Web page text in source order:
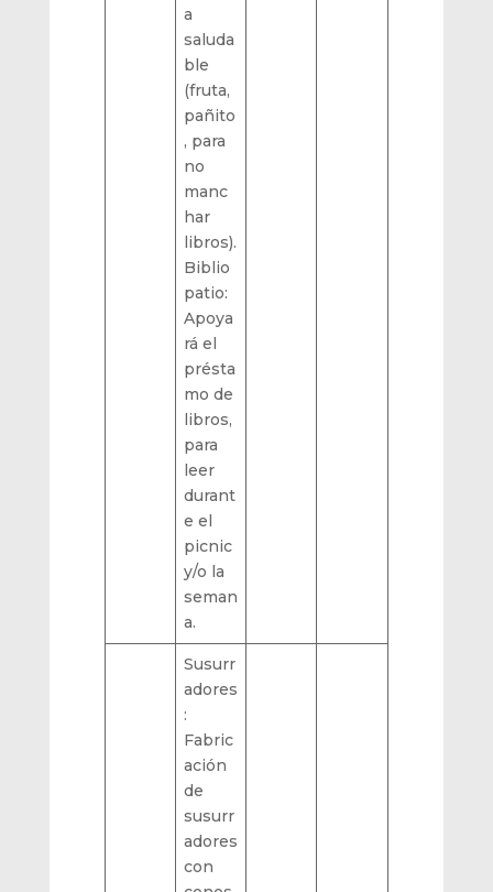
a
saluda
ble
(fruta,
pañito
, para
no
manc
har
libros).
Biblio
patio:
Apoya
rá el
présta
mo de
libros,
para
leer
durant
e el
picnic
y/o la
seman
a.
Susurr
adores
:
Fabric
ación
de
susurr
adores
con